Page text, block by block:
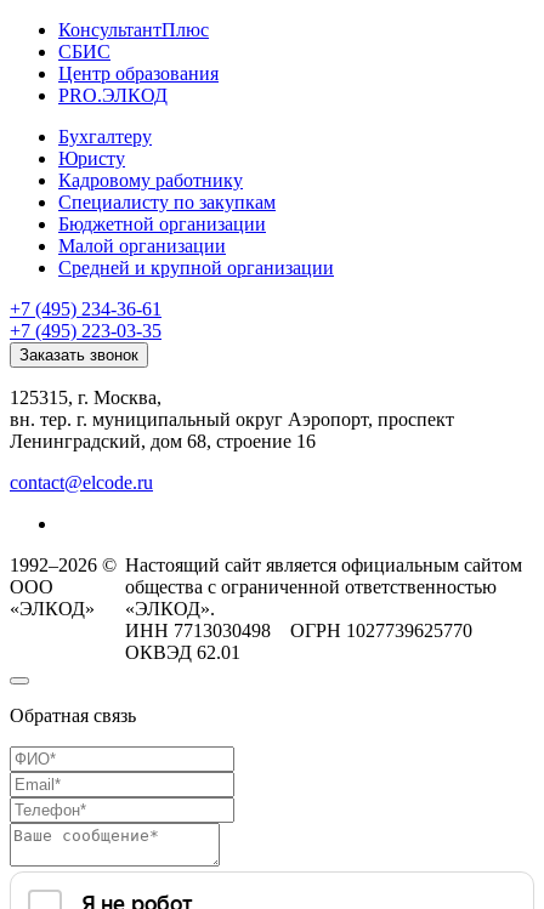
КонсультантПлюс
СБИС
Центр образования
PRO.ЭЛКОД
Бухгалтеру
Юристу
Кадровому работнику
Специалисту по закупкам
Бюджетной организации
Малой организации
Средней и крупной организации
+7 (495) 234-36-61
+7 (495) 223-03-35
Заказать звонок
125315, г. Москва,
вн. тер. г. муниципальный округ Аэропорт, проспект
Ленинградский, дом 68, строение 16
contact@elcode.ru
1992–2026 ©
ООО
«ЭЛКОД»
Настоящий сайт является официальным сайтом
общества с ограниченной ответственностью
«ЭЛКОД».
ИНН 7713030498 ОГРН 1027739625770
ОКВЭД 62.01
Обратная связь